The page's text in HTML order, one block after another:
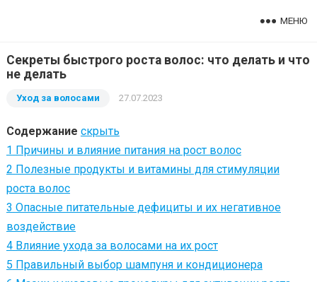
МЕНЮ
Секреты быстрого роста волос: что делать и что
не делать
Уход за волосами 27.07.2023
Содержание скрыть
1 Причины и влияние питания на рост волос
2 Полезные продукты и витамины для стимуляции
роста волос
3 Опасные питательные дефициты и их негативное
воздействие
4 Влияние ухода за волосами на их рост
5 Правильный выбор шампуня и кондиционера